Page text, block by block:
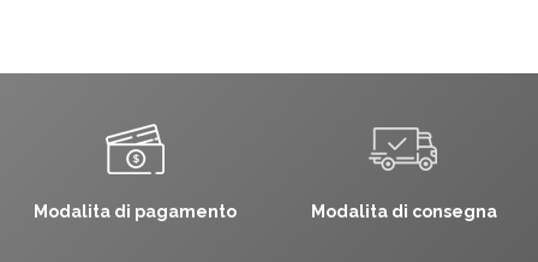
Modalita di pagamento Modalita di consegna